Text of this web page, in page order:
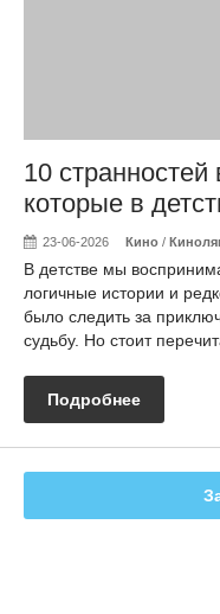
10
которые в
23-06-2026 Кино /
В детстве мы
логичные истории и
было следить за
судьбу. Но стоит
Подробнее